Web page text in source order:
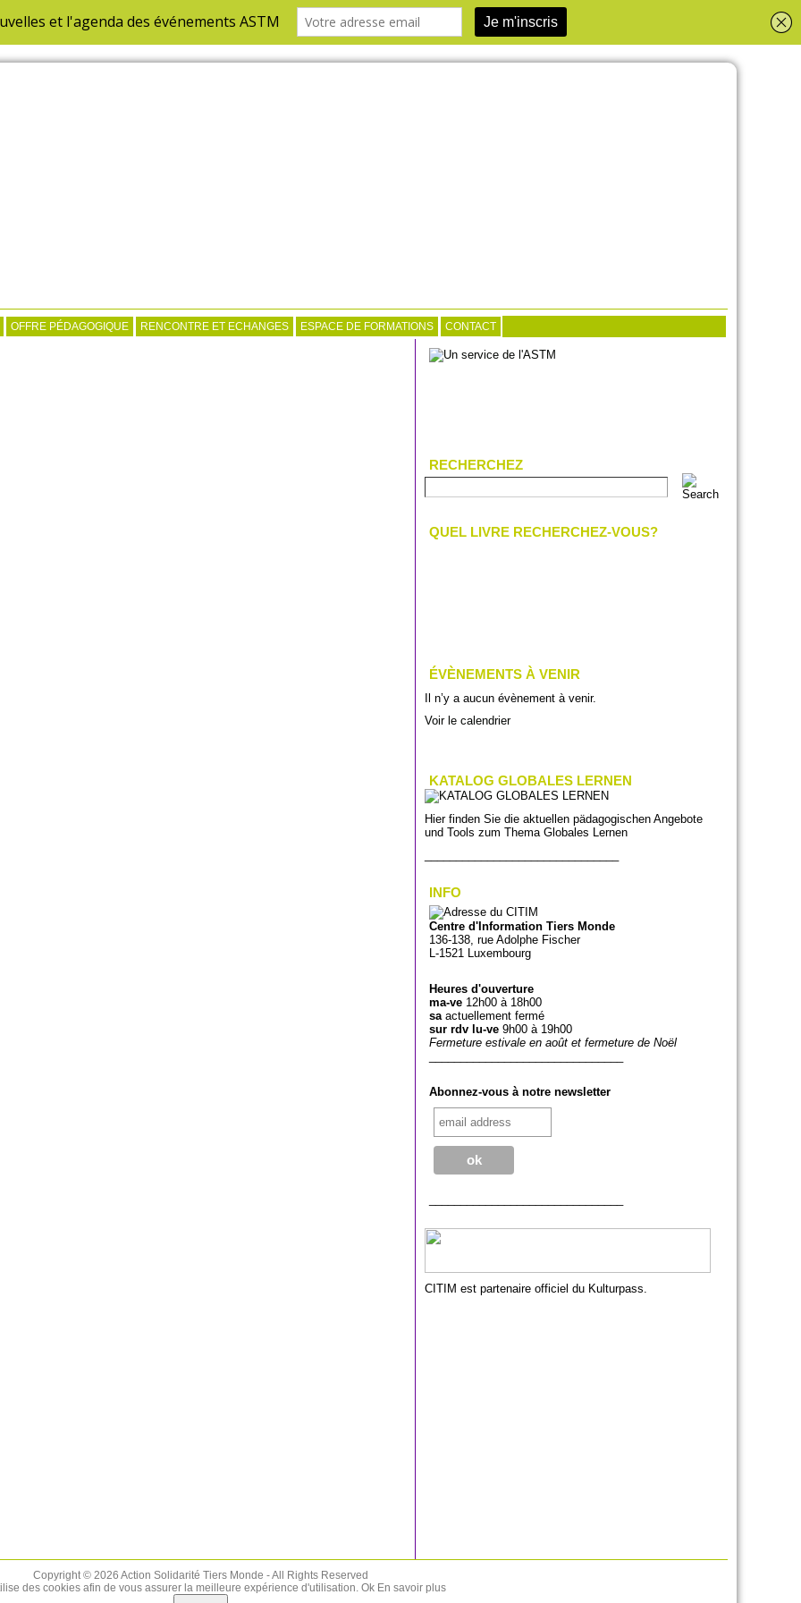
OFFRE PÉDAGOGIQUE RENCONTRE ET ECHANGES ESPACE DE FORMATIONS CONTACT
RECHERCHEZ
QUEL LIVRE RECHERCHEZ-VOUS?
ÉVÈNEMENTS À VENIR
Il n’y a aucun évènement à venir.
Voir le calendrier
KATALOG GLOBALES LERNEN
Hier finden Sie die aktuellen pädagogischen Angebote
und Tools zum Thema Globales Lernen
INFO
Centre d'Information Tiers Monde
136-138, rue Adolphe Fischer
L-1521 Luxembourg
Heures d'ouverture
ma-ve 12h00 à 18h00
saactuellement fermé
sur rdv lu-ve 9h00 à 19h00
Fermeture estivale en août et fermeture de Noël
Abonnez-vous à notre newsletter
CITIM est partenaire officiel du Kulturpass.
Copyright © 2026 Action Solidarité Tiers Monde - All Rights Reserved
des cookies afin de vous assurer la meilleure expérience d'utilisation. Ok En savoir plus